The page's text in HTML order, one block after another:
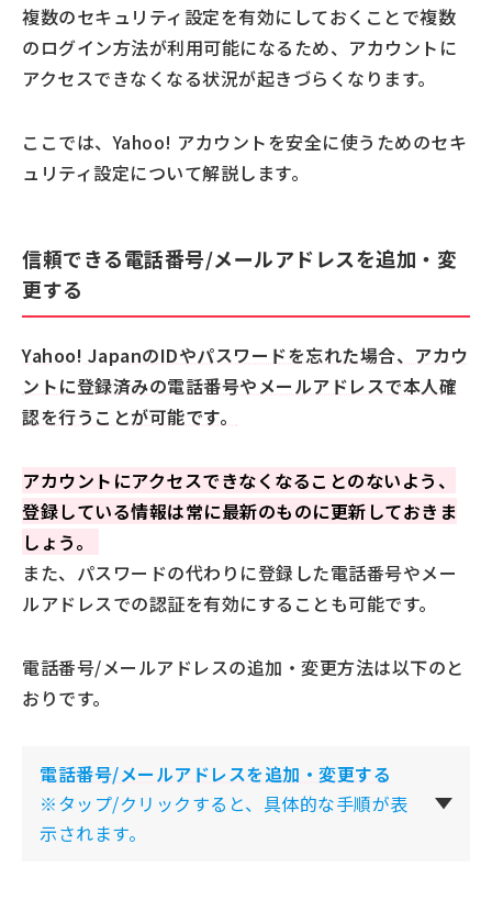
複数のセキュリティ設定を有効にしておくことで複数
のログイン方法が利用可能になるため、アカウントに
アクセスできなくなる状況が起きづらくなります。
ここでは、Yahoo! アカウントを安全に使うためのセキ
ュリティ設定について解説します。
信頼できる電話番号/メールアドレスを追加・変
更する
Yahoo! JapanのIDやパスワードを忘れた場合、アカウ
ントに登録済みの電話番号やメールアドレスで本人確
認を行うことが可能です。
アカウントにアクセスできなくなることのないよう、
登録している情報は常に最新のものに更新しておきま
しょう。
また、パスワードの代わりに登録した電話番号やメー
ルアドレスでの認証を有効にすることも可能です。
電話番号/メールアドレスの追加・変更方法は以下のと
おりです。
電話番号/メールアドレスを追加・変更する
※タップ/クリックすると、具体的な手順が表
示されます。